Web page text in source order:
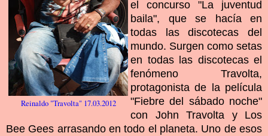
Reinaldo "Travolta" 17.03.2012
el concurso "La juventud
baila", que se hacía en
todas las discotecas del
mundo. Surgen como setas
en todas las discotecas el
fenómeno Travolta,
protagonista de la película
"Fiebre del sábado noche"
con John Travolta y Los
Bee Gees arrasando en todo el planeta. Uno de esos